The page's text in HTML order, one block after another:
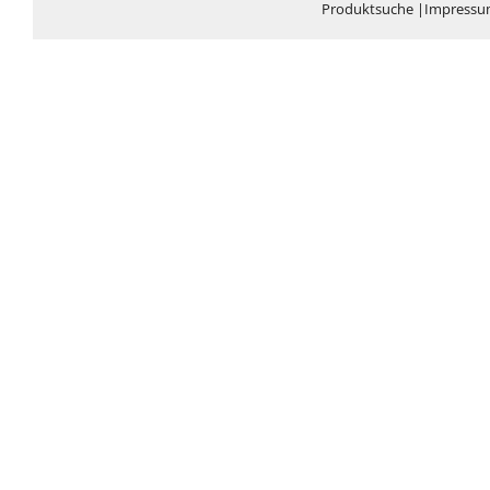
Produktsuche|